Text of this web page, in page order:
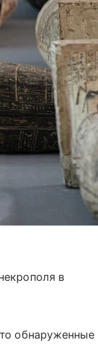
в
обнаруженные